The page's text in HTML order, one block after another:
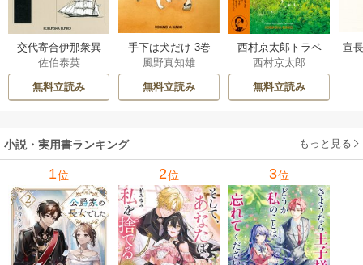
交代寄合伊那衆異
聞 15巻
佐伯泰英
無料立読み
手下は犬だけ 3巻
風野真知雄
無料立読み
西村京太郎トラベ
ルミステリー・セ
レクション 2巻
西村京太郎
無料立読み
宣
小説・実用書ランキング もっと見る
1位 2位 3位